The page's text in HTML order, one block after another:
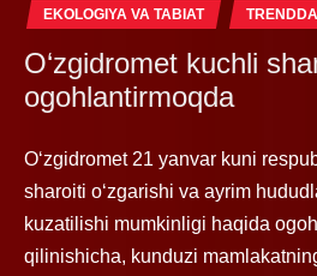
EKOLOGIYA VA TABIAT
O‘zgidromet kuchli
ogohlantirmoqda
O‘zgidromet 21 yanvar kuni
sharoiti o‘zgarishi va ayrim
kuzatilishi mumkinligi haqida
qilinishicha, kunduzi